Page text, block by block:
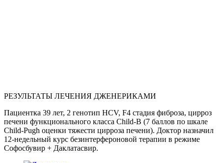
РЕЗУЛЬТАТЫ ЛЕЧЕНИЯ ДЖЕНЕРИКАМИ
Пациентка 39 лет, 2 генотип HCV, F4 стадия фиброза, цирроз
печени функционального класса Child-B (7 баллов по шкале
Child-Pugh оценки тяжести цирроза печени). Доктор назначил
12-недельный курс безинтерфероновой терапии в режиме
Софосбувир + Даклатасвир.